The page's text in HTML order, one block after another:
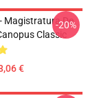
Magistratura De
Classic
€
-20%